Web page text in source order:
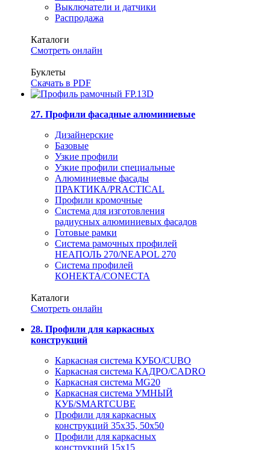
Выключатели и датчики
Распродажа
Каталоги
Смотреть онлайн
Буклеты
Скачать в PDF
27. Профили фасадные алюминиевые
Дизайнерские
Базовые
Узкие профили
Узкие профили специальные
Алюминиевые фасады
ПРАКТИКА/PRACTICAL
Профили кромочные
Система для изготовления
радиусных алюминиевых фасадов
Готовые рамки
Система рамочных профилей
НЕАПОЛЬ 270/NEAPOL 270
Система профилей
КОНЕКТА/CONECTA
Каталоги
Смотреть онлайн
28. Профили для каркасных
конструкций
Каркасная система КУБО/CUBO
Каркасная система КАДРО/CADRO
Каркасная система MG20
Каркасная система УМНЫЙ
КУБ/SMARTCUBE
Профили для каркасных
конструкций 35x35, 50x50
Профили для каркасных
конструкций 15х15